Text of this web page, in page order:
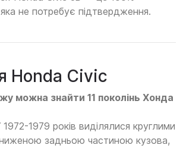
яка не потребує підтвердження.
Honda Civic
можна знайти 11 поколінь Хонда
1972-1979 років виділялися круглими
задньою частиною кузова,